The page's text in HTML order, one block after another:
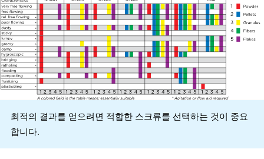
최적의 결과를 얻으려면 적합한 스크류를 선택하는 것이 중요
합니다.